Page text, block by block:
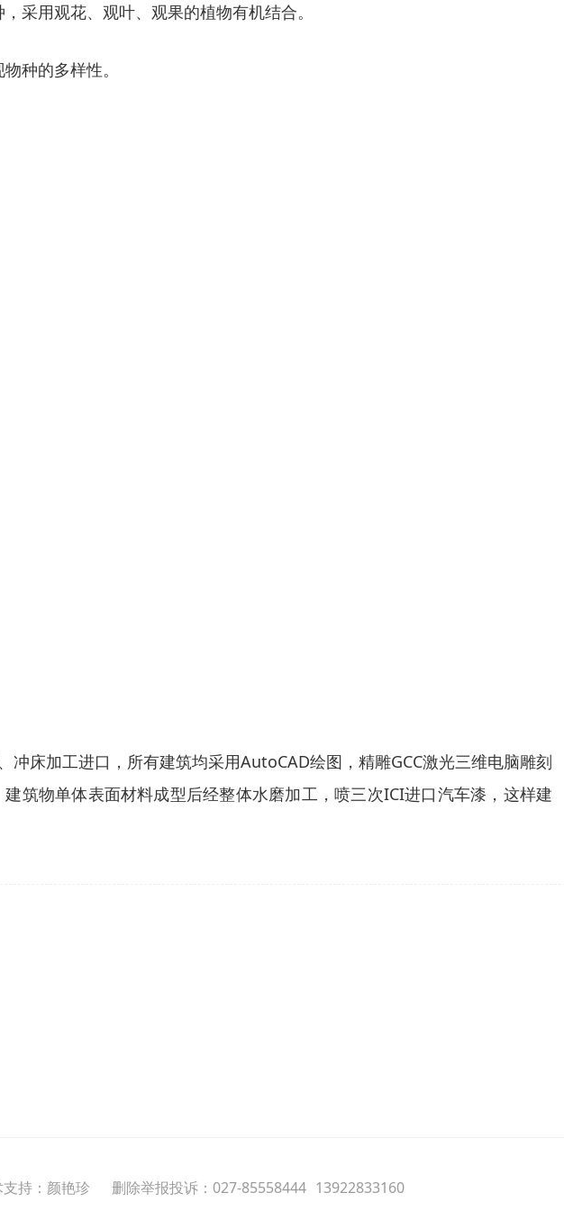
采用观花、观叶、观果的植物有机结合。
种的多样性。
床加工进口，所有建筑均采用AutoCAD绘图，精雕GCC激光三维电脑雕刻
筑物单体表面材料成型后经整体水磨加工，喷三次ICI进口汽车漆，这样建
持：颜艳珍 删除举报投诉：027-85558444 13922833160